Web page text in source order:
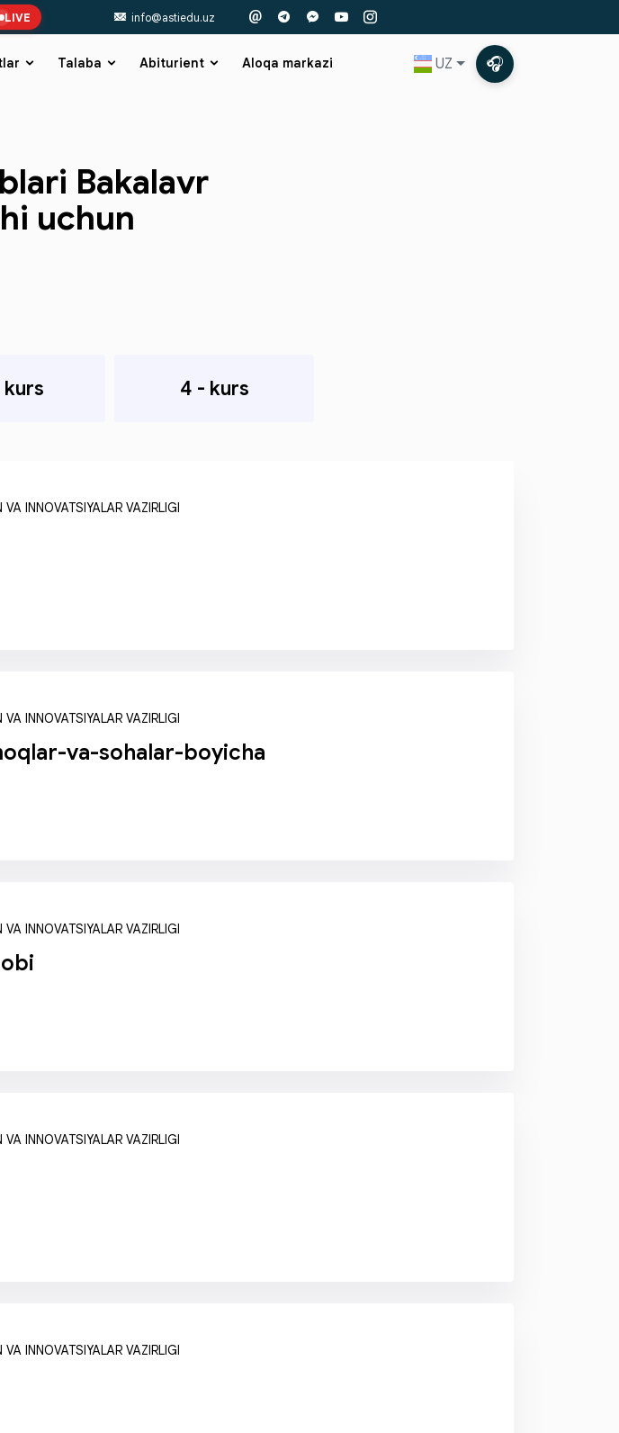
LIVE info@astiedu.uz
Talaba Abiturient Aloqa markazi UZ 🎧
Bakalavr
uchun
kurs 4 - kurs
INNOVATSIYALAR VAZIRLIGI
INNOVATSIYALAR VAZIRLIGI
va-sohalar-boyicha
INNOVATSIYALAR VAZIRLIGI
INNOVATSIYALAR VAZIRLIGI
INNOVATSIYALAR VAZIRLIGI